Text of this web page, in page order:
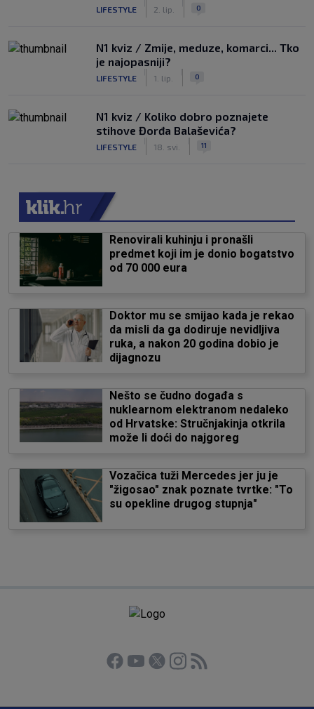
LIFESTYLE 2. lip. 0
N1 kviz / Zmije, meduze, komarci... Tko
je najopasniji?
LIFESTYLE 1. lip. 0
N1 kviz / Koliko dobro poznajete
stihove Đorđa Balaševića?
LIFESTYLE 18. svi. 11
Renovirali kuhinju i pronašli
predmet koji im je donio bogatstvo
od 70 000 eura
Doktor mu se smijao kada je rekao
da misli da ga dodiruje nevidljiva
ruka, a nakon 20 godina dobio je
dijagnozu
Nešto se čudno događa s
nuklearnom elektranom nedaleko
od Hrvatske: Stručnjakinja otkrila
može li doći do najgoreg
Vozačica tuži Mercedes jer ju je
"žigosao" znak poznate tvrtke: "To
su opekline drugog stupnja"